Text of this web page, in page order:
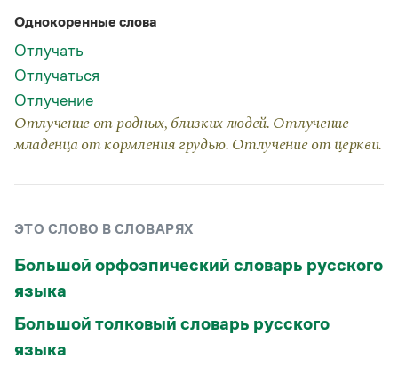
Правила русского языка: от азов до тонкостей
Интерактивные упражнения: от простого к сложному
Скороговорки
Издательство
Научпоп
Все книги
Однокоренные слова
Отлучать
Отлучаться
Отлучение
Отлучение от родных, близких людей. Отлучение
младенца от кормления грудью. Отлучение от церкви.
ЭТО СЛОВО В СЛОВАРЯХ
Большой орфоэпический словарь русского
языка
Большой толковый словарь русского
языка